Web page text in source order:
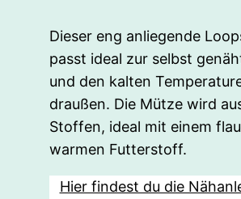
Dieser eng anliegende
passt ideal zur selbst
und den kalten
draußen. Die Mütze wird
Stoffen, ideal mit einem
warmen Futterstoff.
Hier findest du die